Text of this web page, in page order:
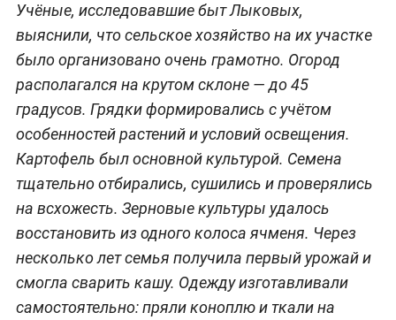
Учёные, исследовавшие быт Лыковых,
выяснили, что сельское хозяйство на их участке
было организовано очень грамотно. Огород
располагался на крутом склоне — до 45
градусов. Грядки формировались с учётом
особенностей растений и условий освещения.
Картофель был основной культурой. Семена
тщательно отбирались, сушились и проверялись
на всхожесть. Зерновые культуры удалось
восстановить из одного колоса ячменя. Через
несколько лет семья получила первый урожай и
смогла сварить кашу. Одежду изготавливали
самостоятельно: пряли коноплю и ткали на